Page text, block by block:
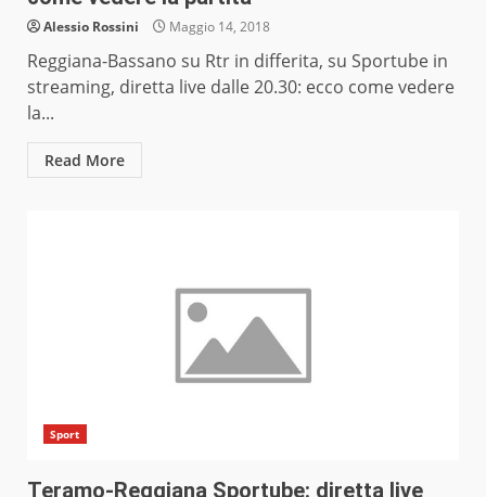
Alessio Rossini Maggio 14, 2018
Reggiana-Bassano su Rtr in differita, su Sportube in
streaming, diretta live dalle 20.30: ecco come vedere
la...
Read More
Sport
Teramo-Reggiana Sportube: diretta live